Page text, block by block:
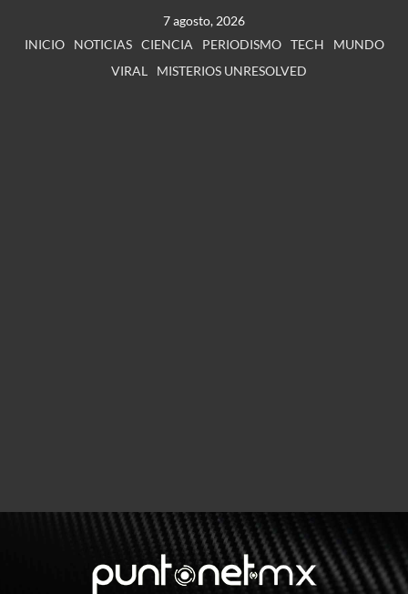
7 agosto, 2026
INICIO
NOTICIAS CIENCIA PERIODISMO TECH
MUNDO
VIRAL
MISTERIOS UNRESOLVED